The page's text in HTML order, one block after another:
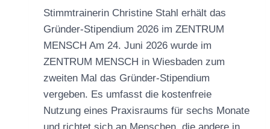
Stimmtrainerin Christine Stahl erhält das
Gründer-Stipendium 2026 im ZENTRUM
MENSCH Am 24. Juni 2026 wurde im
ZENTRUM MENSCH in Wiesbaden zum
zweiten Mal das Gründer-Stipendium
vergeben. Es umfasst die kostenfreie
Nutzung eines Praxisraums für sechs Monate